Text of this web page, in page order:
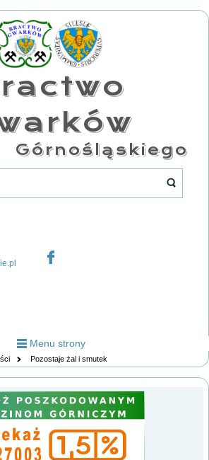
Górnośląskiego
Menu strony
Pozostaje żal i smutek